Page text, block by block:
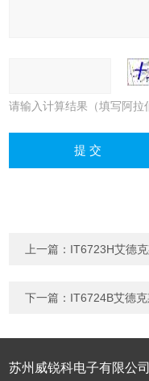
请输入计算结果（填写阿拉
上一篇： IT6723H艾德
下一篇： IT6724B艾德
苏州威锐科电子有限公司